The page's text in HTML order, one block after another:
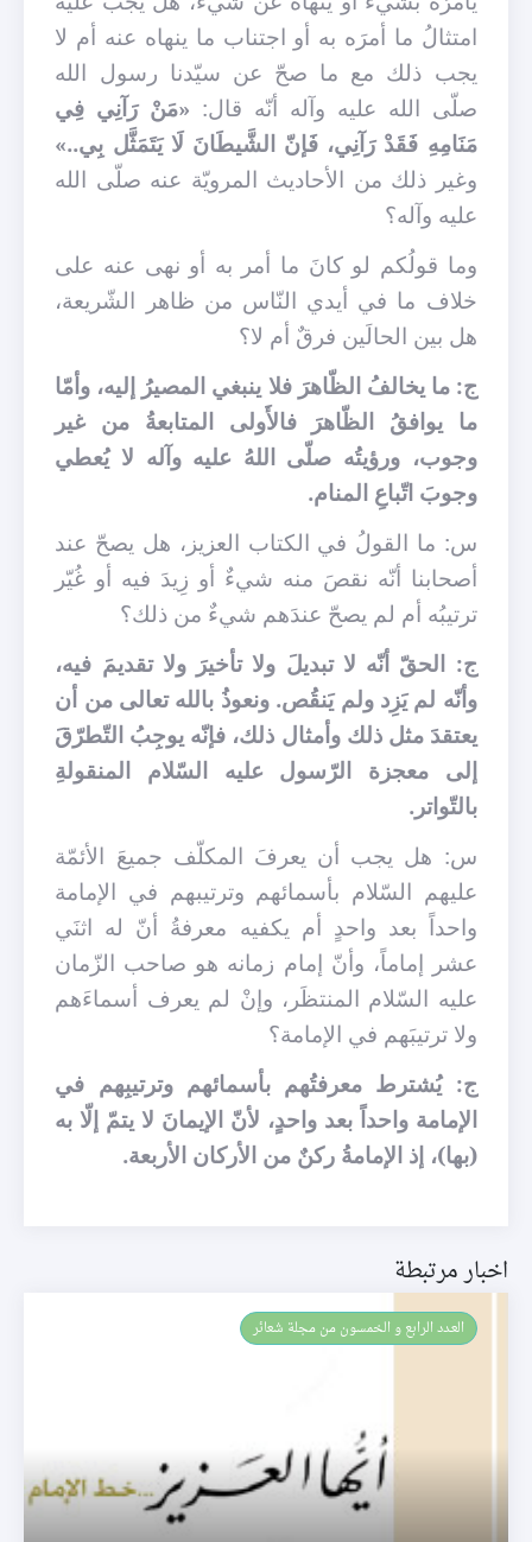
امتثالُ ما أمرَه به أو اجتناب ما ينهاه عنه أم لا
يجب ذلك مع ما صحّ عن سيّدنا رسول الله
صلّى الله عليه وآله أنّه قال: «مَنْ رَآنِي فِي
مَنَامِهِ فَقَدْ رَآنِي، فَإنّ الشَّيطَانَ لَا يَتَمَثَّل بِي..»
وغير ذلك من الأحاديث المرويّة عنه صلّى الله
عليه وآله؟
وما قولُكم لو كانَ ما أمر به أو نهى عنه على
خلاف ما في أيدي النّاس من ظاهر الشّريعة،
هل بين الحالَين فرقٌ أم لا؟
ج: ما يخالفُ الظّاهرَ فلا ينبغي المصيرُ إليه، وأمّا
ما يوافقُ الظّاهرَ فالأَولى المتابعةُ من غير
وجوب، ورؤيتُه صلّى اللهُ عليه وآله لا يُعطي
وجوبَ اتّباعِ المنام.
س: ما القولُ في الكتاب العزيز، هل يصحّ عند
أصحابنا أنّه نقصَ منه شيءٌ أو زِيدَ فيه أو غُيّر
ترتيبُه أم لم يصحّ عندَهم شيءٌ من ذلك؟
ج: الحقّ أنّه لا تبديلَ ولا تأخيرَ ولا تقديمَ فيه،
وأنّه لم يَزِد ولم يَنقُص. ونعوذُ بالله تعالى من أن
يعتقدَ مثل ذلك وأمثال ذلك، فإنّه يوجِبُ التّطرّقَ
إلى معجزة الرّسول عليه السّلام المنقولةِ
بالتّواتر.
س: هل يجب أن يعرفَ المكلّف جميعَ الأئمّة
عليهم السّلام بأسمائهم وترتيبهم في الإمامة
واحداً بعد واحدٍ أم يكفيه معرفةُ أنّ له اثنَي
عشر إماماً، وأنّ إمام زمانه هو صاحب الزّمان
عليه السّلام المنتظَر، وإنْ لم يعرف أسماءَهم
ولا ترتيبَهم في الإمامة؟
ج: يُشترط معرفتُهم بأسمائهم وترتيبِهم في
الإمامة واحداً بعد واحدٍ، لأنّ الإيمانَ لا يتمّ إلّا به
(بها)، إذ الإمامةُ ركنٌ من الأركان الأربعة.
اخبار مرتبطة
العـدد الرابع و الخمسون من مجلة شعائر